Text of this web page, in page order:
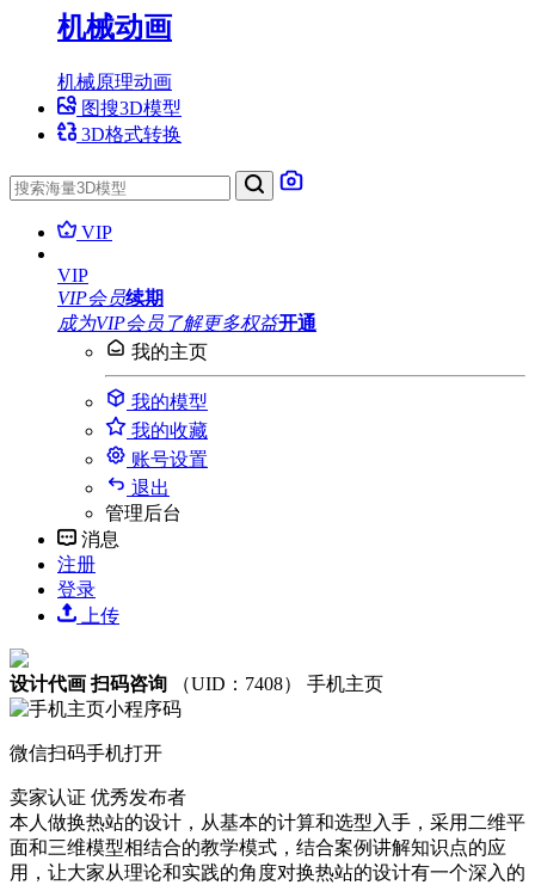
机械动画
机械原理动画
图搜3D模型
3D格式转换
VIP
VIP
VIP会员续期
成为VIP会员 了解更多权益开通
我的主页
我的模型
我的收藏
账号设置
退出
管理后台
消息
注册
登录
上传
设计代画 扫码咨询 （UID：7408） 手机主页
微信扫码手机打开
卖家认证 优秀发布者
本人做换热站的设计，从基本的计算和选型入手，采用二维平
面和三维模型相结合的教学模式，结合案例讲解知识点的应
用，让大家从理论和实践的角度对换热站的设计有一个深入的